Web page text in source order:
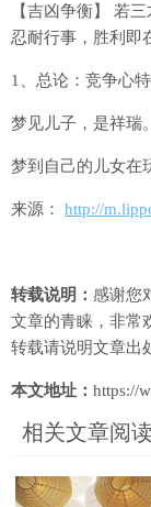
【吉凶争衡】 若
忍耐行事，胜利即
1、总论：竞争心
梦见儿子，是祥瑞。
梦到自己的儿女在
来源： http://
转载说明： 感谢您
文章的青睐，非常
转载请说明文章出
本文地址： https://
相关文章阅读